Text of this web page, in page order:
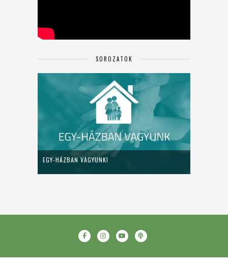
SOROZATOK
EGY-HÁZBAN VAGYUNK!